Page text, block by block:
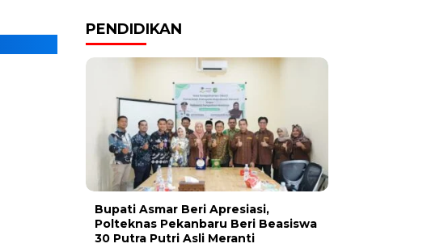
PENDIDIKAN
Bupati Asmar Beri Apresiasi,
Polteknas Pekanbaru Beri Beasiswa
30 Putra Putri Asli Meranti